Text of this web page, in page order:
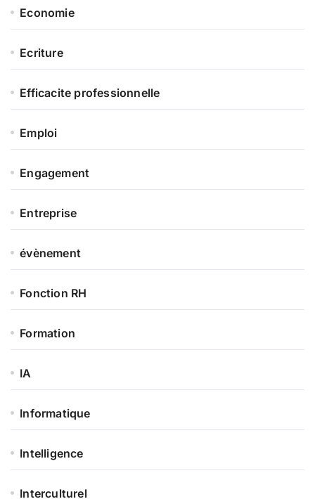
Economie
Ecriture
Efficacite professionnelle
Emploi
Engagement
Entreprise
évènement
Fonction RH
Formation
IA
Informatique
Intelligence
Interculturel